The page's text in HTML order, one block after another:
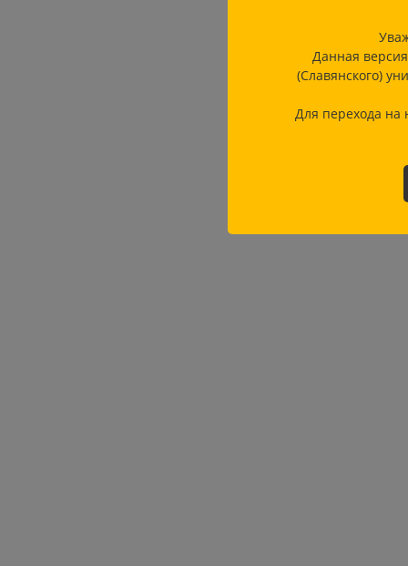
Данная
(Славянского)
Для перехода на